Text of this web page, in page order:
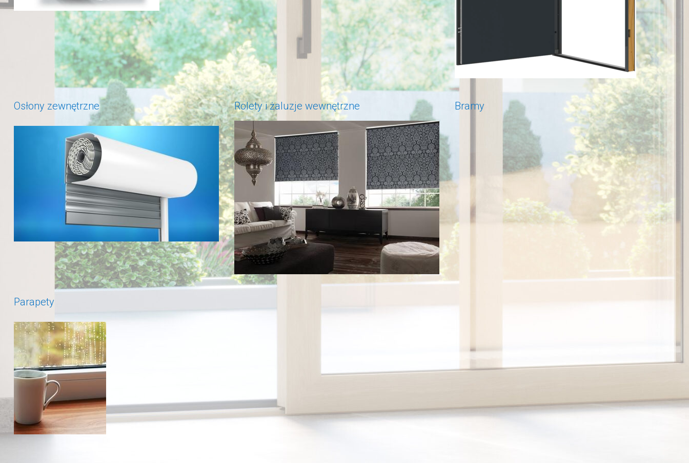
Osłony zewnętrzne Rolety i żaluzje wewnętrzne Bramy
Parapety